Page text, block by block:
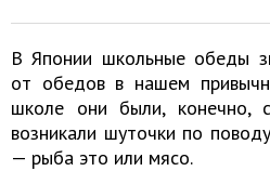
В Японии школьные обеды
от обедов в нашем
школе они были, конечно,
возникали шуточки по
— рыба это или мясо.